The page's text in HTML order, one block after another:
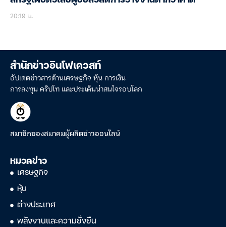
สหรัฐเผยตัวเลขผู้ขอสวัสดิการว่างงานต่ำกว่าคาด
สำนักข่าวอินโฟเควสท์
อัปเดตข่าวสารด้านเศรษฐกิจ หุ้น การเงิน